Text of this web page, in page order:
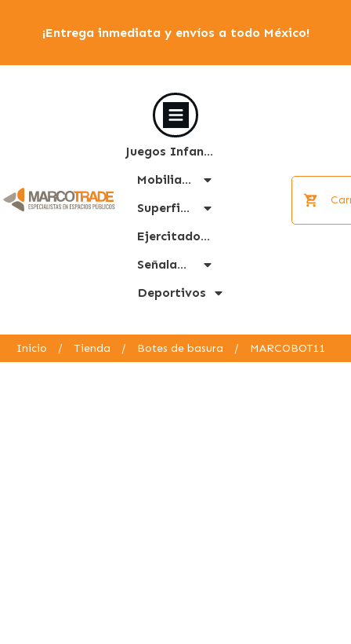
¡Entrega inmediata y envíos a todo México!
Juegos Infantiles
Mobiliario Urbano
Superficies
Ejercitadores
Señalamiento
Deportivos
Inicio / Tienda / Botes de basura / MARCOBOT11